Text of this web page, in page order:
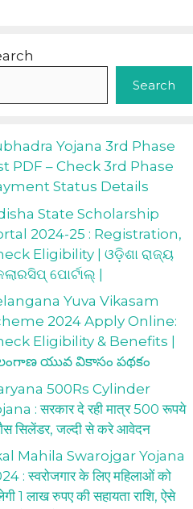
Search
Yojana 3rd Phase
PDF – Check 3rd Phase
Status Details
State Scholarship
2024-25 : Registration,
Eligibility | ଓଡ଼ିଶା ରାଜ୍ୟ
ପୋର୍ଟାଲ୍ |
Yuva Vikasam
2024 Apply Online:
Eligibility & Benefits |
యువ వికాసం పథకం
500Rs Cylinder
: सरकार दे रही मात्र 500 रूपये
सिलेंडर, जल्दी से करे आवेदन
Mahila Swarojgar Yojana
: स्वरोजगार के लिए महिलाओं को
1 लाख रुपए की सहायता राशि, ऐसे